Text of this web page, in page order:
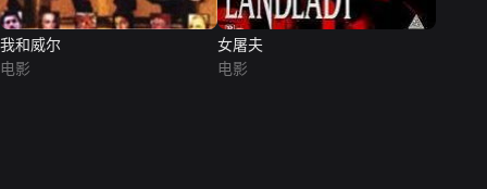
我和威尔
电影
女屠夫
电影